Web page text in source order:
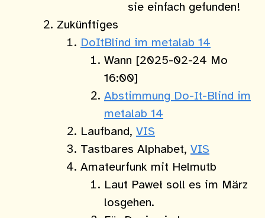
sie einfach gefunden!
Zukünftiges
DoItBlind im metalab 14
Wann [2025-02-24 Mo
16:00]
Abstimmung Do-It-Blind im
metalab 14
Laufband, VIS
Tastbares Alphabet, VIS
Amateurfunk mit Helmutb
Laut Paweł soll es im März
losgehen.